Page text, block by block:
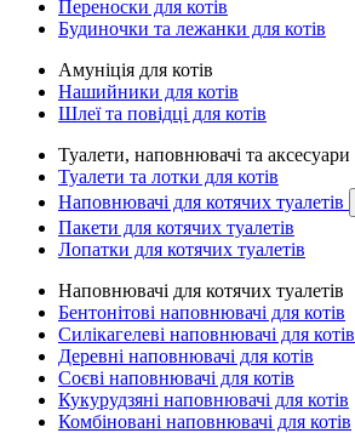
Переноски для котів
Будиночки та лежанки для котів
Амуніція для котів
Нашийники для котів
Шлеї та повідці для котів
Туалети, наповнювачі та аксесуари
Туалети та лотки для котів
Наповнювачі для котячих туалетів
Пакети для котячих туалетів
Лопатки для котячих туалетів
Наповнювачі для котячих туалетів
Бентонітові наповнювачі для котів
Силікагелеві наповнювачі для котів
Деревні наповнювачі для котів
Соєві наповнювачі для котів
Кукурудзяні наповнювачі для котів
Комбіновані наповнювачі для котів